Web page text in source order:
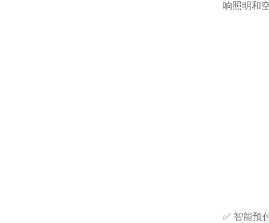
响照明和
✅ 智能预